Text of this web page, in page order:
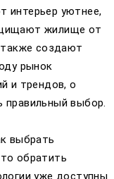
интерьер уютнее,
жилище от
создают
рынок
и трендов, о
правильный выбор.
выбрать
обратить
уже доступны